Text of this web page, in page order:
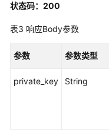
用
管
状态码：200
表3 响应Body参数
参数 参数类型
private_key String